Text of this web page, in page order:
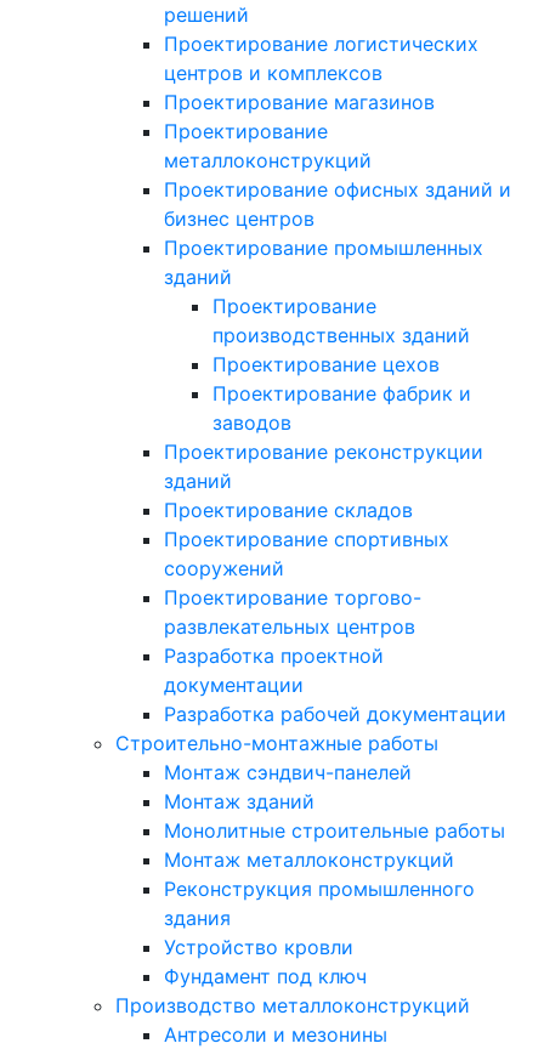
решений
Проектирование логистических
центров и комплексов
Проектирование магазинов
Проектирование
металлоконструкций
Проектирование офисных зданий и
бизнес центров
Проектирование промышленных
зданий
Проектирование
производственных зданий
Проектирование цехов
Проектирование фабрик и
заводов
Проектирование реконструкции
зданий
Проектирование складов
Проектирование спортивных
сооружений
Проектирование торгово-
развлекательных центров
Разработка проектной
документации
Разработка рабочей документации
Строительно-монтажные работы
Монтаж сэндвич-панелей
Монтаж зданий
Монолитные строительные работы
Монтаж металлоконструкций
Реконструкция промышленного
здания
Устройство кровли
Фундамент под ключ
Производство металлоконструкций
Антресоли и мезонины